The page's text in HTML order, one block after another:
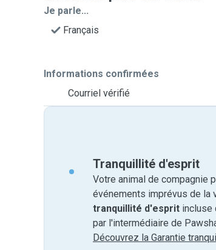
Je parle...
Français
Informations confirmées
Courriel vérifié
Tranquillité d'esprit
Votre animal de compagnie
événements imprévus de la
tranquillité d'esprit incluse
par l'intermédiaire de
Découvrez la Garantie